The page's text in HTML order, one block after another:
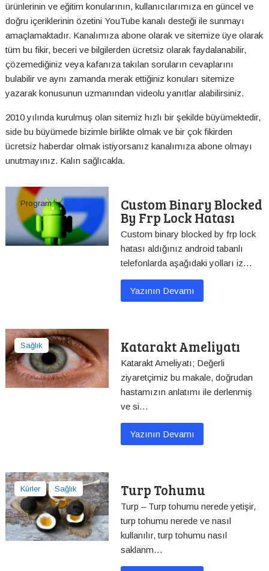
ürünlerinin ve eğitim konularının, kullanıcılarımıza en güncel ve
doğru içeriklerinin özetini YouTube kanalı desteği ile sunmayı
amaçlamaktadır. Kanalımıza abone olarak ve sitemize üye olarak
tüm bu fikir, beceri ve bilgilerden ücretsiz olarak faydalanabilir,
çözemediğiniz veya kafanıza takılan soruların cevaplarını
bulabilir ve aynı zamanda merak ettiğiniz konuları sitemize
yazarak konusunun uzmanından videolu yanıtlar alabilirsiniz.
2010 yılında kurulmuş olan sitemiz hızlı bir şekilde büyümektedir,
side bu büyümede bizimle birlikte olmak ve bir çok fikirden
ücretsiz haberdar olmak istiyorsanız kanalımıza abone olmayı
unutmayınız. Kalın sağlıcakla.
Program Custom Binary Blocked
By Frp Lock Hatası
Custom binary blocked by frp lock
hatası aldığınız android tabanlı
telefonlarda aşağıdaki yolları iz…
Yazının Devamı
Sağlık Katarakt Ameliyatı
Katarakt Ameliyatı; Değerli
ziyaretçimiz bu makale, doğrudan
hastamızın anlatımı ile derlenmiş
ve si…
Yazının Devamı
Kürler Sağlık Turp Tohumu
Turp – Turp tohumu nerede yetişir,
turp tohumu nerede ve nasıl
kullanılır, turp tohumu nasıl
saklanm…